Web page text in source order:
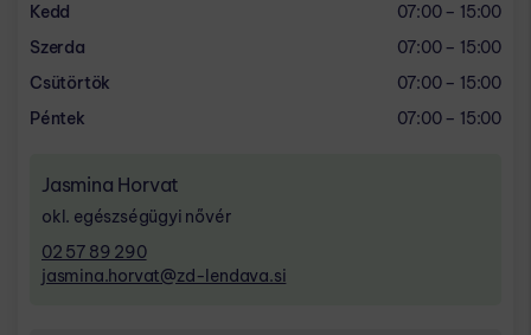
Kedd
07:00 – 15:00
Szerda
07:00 – 15:00
Csütörtök
07:00 – 15:00
Péntek
07:00 – 15:00
Jasmina Horvat
okl. egészségügyi nővér
02 57 89 290
jasmina.horvat@zd-lendava.si